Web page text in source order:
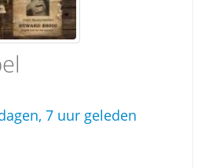
7 uur geleden